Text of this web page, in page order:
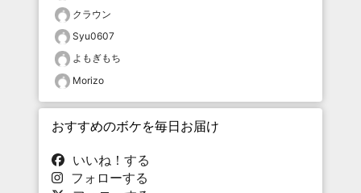
クラウン
Syu0607
よもぎもち
Morizo
おすすめのボケを毎日お届け
いいね！する
フォローする